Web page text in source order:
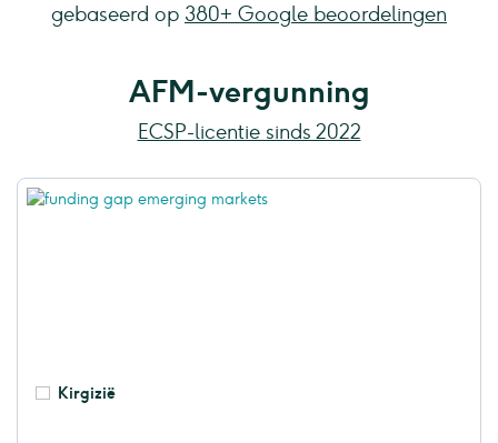
gebaseerd op 380+ Google beoordelingen
AFM-vergunning
ECSP-licentie sinds 2022
Kirgizië